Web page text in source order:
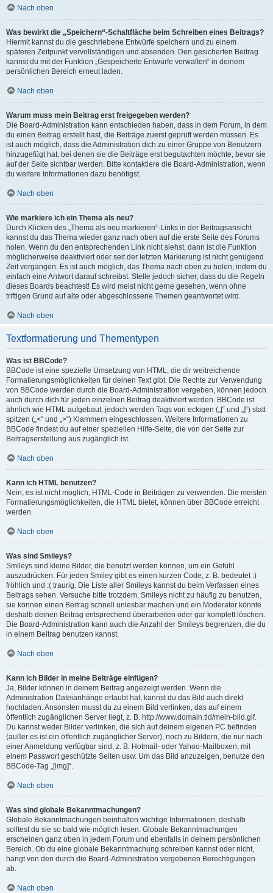
Nach oben
Was bewirkt die „Speichern“-Schaltfläche beim Schreiben eines Beitrags?
Hiermit kannst du die geschriebene Entwürfe speichern und zu einem
späteren Zeitpunkt vervollständigen und absenden. Den gesicherten Beitrag
kannst du mit der Funktion „Gespeicherte Entwürfe verwalten“ in deinem
persönlichen Bereich erneut laden.
Nach oben
Warum muss mein Beitrag erst freigegeben werden?
Die Board-Administration kann entschieden haben, dass in dem Forum, in dem
du einen Beitrag erstellt hast, die Beiträge zuerst geprüft werden müssen. Es
ist auch möglich, dass die Administration dich zu einer Gruppe von Benutzern
hinzugefügt hat, bei denen sie die Beiträge erst begutachten möchte, bevor sie
auf der Seite sichtbar werden. Bitte kontaktiere die Board-Administration, wenn
du weitere Informationen dazu benötigst.
Nach oben
Wie markiere ich ein Thema als neu?
Durch Klicken des „Thema als neu markieren“-Links in der Beitragsansicht
kannst du das Thema wieder ganz nach oben auf die erste Seite des Forums
holen. Wenn du den entsprechenden Link nicht siehst, dann ist die Funktion
möglicherweise deaktiviert oder seit der letzten Markierung ist nicht genügend
Zeit vergangen. Es ist auch möglich, das Thema nach oben zu holen, indem du
einfach eine Antwort darauf schreibst. Stelle jedoch sicher, dass du die Regeln
dieses Boards beachtest! Es wird meist nicht gerne gesehen, wenn ohne
triftigen Grund auf alte oder abgeschlossene Themen geantwortet wird.
Nach oben
Textformatierung und Thementypen
Was ist BBCode?
BBCode ist eine spezielle Umsetzung von HTML, die dir weitreichende
Formatierungsmöglichkeiten für deinen Text gibt. Die Rechte zur Verwendung
von BBCode werden durch die Board-Administration vergeben, können jedoch
auch durch dich für jeden einzelnen Beitrag deaktiviert werden. BBCode ist
ähnlich wie HTML aufgebaut, jedoch werden Tags von eckigen („[“ und „]“) statt
spitzen („<“ und „>“) Klammern eingeschlossen. Weitere Informationen zu
BBCode findest du auf einer speziellen Hilfe-Seite, die von der Seite zur
Beitragserstellung aus zugänglich ist.
Nach oben
Kann ich HTML benutzen?
Nein, es ist nicht möglich, HTML-Code in Beiträgen zu verwenden. Die meisten
Formatierungsmöglichkeiten, die HTML bietet, können über BBCode erreicht
werden.
Nach oben
Was sind Smileys?
Smileys sind kleine Bilder, die benutzt werden können, um ein Gefühl
auszudrücken. Für jeden Smiley gibt es einen kurzen Code, z. B. bedeutet :)
fröhlich und :( traurig. Die Liste aller Smileys kannst du beim Verfassen eines
Beitrags sehen. Versuche bitte trotzdem, Smileys nicht zu häufig zu benutzen,
sie können einen Beitrag schnell unlesbar machen und ein Moderator könnte
deshalb deinen Beitrag entsprechend überarbeiten oder gar komplett löschen.
Die Board-Administration kann auch die Anzahl der Smileys begrenzen, die du
in einem Beitrag benutzen kannst.
Nach oben
Kann ich Bilder in meine Beiträge einfügen?
Ja, Bilder können in deinem Beitrag angezeigt werden. Wenn die
Administration Dateianhänge erlaubt hat, kannst du das Bild auch direkt
hochladen. Ansonsten musst du zu einem Bild verlinken, das auf einem
öffentlich zugänglichen Server liegt, z. B. http://www.domain.tld/mein-bild.gif.
Du kannst weder Bilder verlinken, die sich auf deinem eigenen PC befinden
(außer es ist ein öffentlich zugänglicher Server), noch zu Bildern, die nur nach
einer Anmeldung verfügbar sind, z. B. Hotmail- oder Yahoo-Mailboxen, mit
einem Passwort geschützte Seiten usw. Um das Bild anzuzeigen, benutze den
BBCode-Tag „[img]“.
Nach oben
Was sind globale Bekanntmachungen?
Globale Bekanntmachungen beinhalten wichtige Informationen, deshalb
solltest du sie so bald wie möglich lesen. Globale Bekanntmachungen
erscheinen ganz oben in jedem Forum und ebenfalls in deinem persönlichen
Bereich. Ob du eine globale Bekanntmachung schreiben kannst oder nicht,
hängt von den durch die Board-Administration vergebenen Berechtigungen
ab.
Nach oben